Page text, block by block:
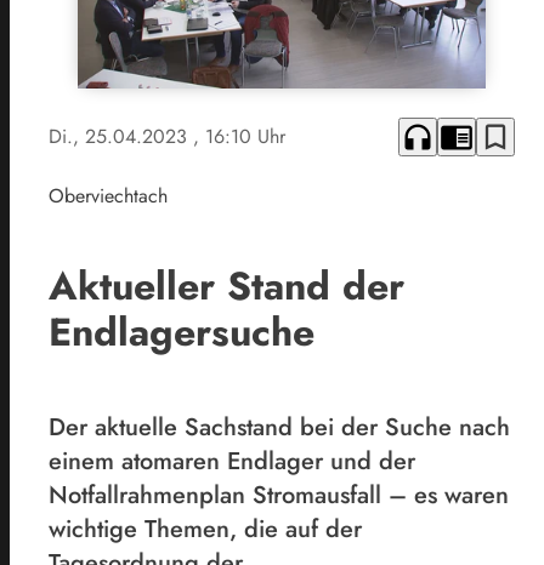
Di., 25.04.2023 , 16:10 Uhr headphones chrome_reader_mode bookmark_border
Oberviechtach
Aktueller Stand der
Endlagersuche
Der aktuelle Sachstand bei der Suche nach
einem atomaren Endlager und der
Notfallrahmenplan Stromausfall – es waren
wichtige Themen, die auf der